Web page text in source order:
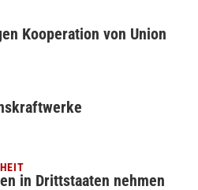
Kooperation von Union
in Drittstaaten nehmen